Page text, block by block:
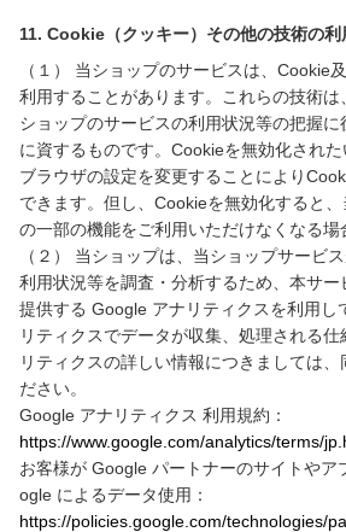
11. Cookie（クッキー）その他の技術の利
（１） 当ショップのサービスは、Cookie
利用することがあります。これらの技術は
ショップのサービスの利用状況等の把握に
に資するものです。Cookieを無効化され
ブラウザの設定を変更することにより
できます。但し、Cookieを無効化すると
の一部の機能をご利用いただけなくなる場
（２） 当ショップは、当ショップサービ
利用状況等を調査・分析するため、本サ
提供する Google アナリティクスを利用し
リティクスでデータが収集、処理される
リティクスの詳しい情報につきましては、
ださい。
Google アナリティクス 利用規約：
https://www.google.com/analytics/terms/
お客様が Google パートナーのサイトやア
ogle によるデータ使用：
https://policies.google.com/technologies/